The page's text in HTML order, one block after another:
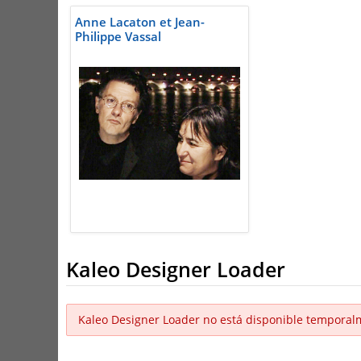
Anne Lacaton et Jean-
Philippe Vassal
Kaleo Designer Loader
Kaleo Designer Loader no está disponible